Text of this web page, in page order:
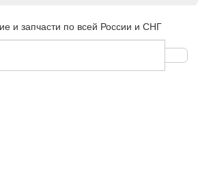
и запчасти по всей России и СНГ